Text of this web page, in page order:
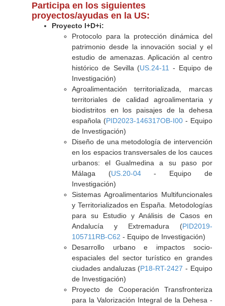
Participa en los siguientes
proyectos/ayudas en la US:
Proyecto I+D+i:
Protocolo para la protección dinámica del
patrimonio desde la innovación social y el
estudio de amenazas. Aplicación al centro
histórico de Sevilla (US.24-11
- Equipo de
Investigación)
Agroalimentación territorializada, marcas
territoriales de calidad agroalimentaria y
biodistritos en los paisajes de la dehesa
española (PID2023-146317OB-I00- Equipo
de Investigación)
Diseño de una metodología de intervención
en los espacios transversales de los cauces
urbanos: el Gualmedina a su paso por
Málaga (US.20-04- Equipo de
Investigación)
Sistemas Agroalimentarios Multifuncionales
y Territorializados en España. Metodologías
para su Estudio y Análisis de Casos en
Andalucía y Extremadura (PID2019-
105711RB-C62 - Equipo de Investigación)
Desarrollo urbano e impactos socio-
espaciales del sector turístico en grandes
ciudades andaluzas (P18-RT-2427 - Equipo
de Investigación)
Proyecto de Cooperación Transfronteriza
para la Valorización Integral de la Dehesa -